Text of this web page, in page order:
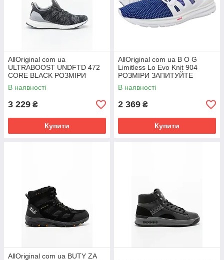
AllOriginal com ua
ULTRABOOST UNDFTD 472
CORE BLACK РОЗМІРИ
ЗАПИТУЙТЕ
В наявності
3 229 ₴
Купити
AllOriginal com ua B O G
Limitless Lo Evo Knit 904
РОЗМІРИ ЗАПИТУЙТЕ
В наявності
2 369 ₴
Купити
AllOriginal com ua BUTY ZA